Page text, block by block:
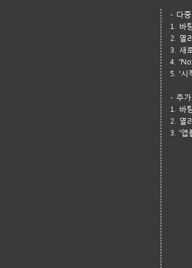
- 다
1. 바
2. 열
3. 새
4.
5. '시
- 추
1. 바
2. 열
3. '앱